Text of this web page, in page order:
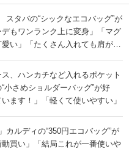
スタバの“シックなエコバッグ”が
もワンランク上に変身」「マグ
い」「たくさん入れても肩が痛
ス、ハンカチなど入れるポケット
さめショルダーバッグ”が好
ます！」「軽くて使いやすい」
カルディの“350円エコバッグ”が
買い」「結局これが一番使いや